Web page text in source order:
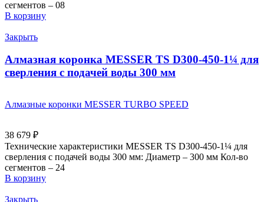
сегментов – 08
В корзину
Закрыть
Алмазная коронка MESSER TS D300-450-1¼ для
сверления с подачей воды 300 мм
Алмазные коронки MESSER TURBO SPEED
38 679 ₽
Технические характеристики MESSER TS D300-450-1¼ для
сверления с подачей воды 300 мм: Диаметр – 300 мм Кол-во
сегментов – 24
В корзину
Закрыть